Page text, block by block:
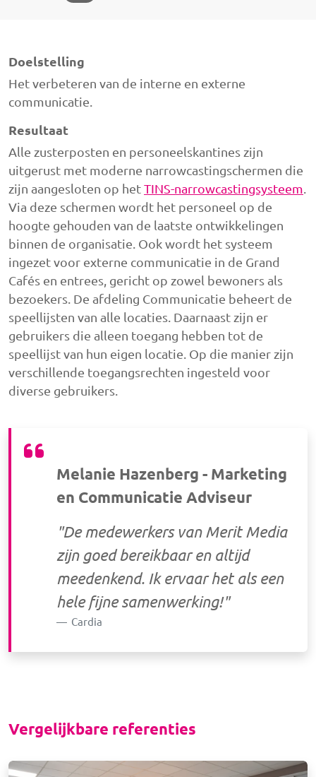
Doelstelling
Het verbeteren van de interne en externe
communicatie.
Resultaat
Alle zusterposten en personeelskantines zijn
uitgerust met moderne narrowcastingschermen die
zijn aangesloten op hetTINS-narrowcastingsysteem
Via deze schermen wordt het personeel op de
hoogte gehouden van de laatste ontwikkelingen
binnen de organisatie. Ook wordt het systeem
ingezet voor externe communicatie in de Grand
Cafés en entrees, gericht op zowel bewoners als
bezoekers. De afdeling Communicatie beheert de
speellijsten van alle locaties. Daarnaast zijn er
gebruikers die alleen toegang hebben tot de
speellijst van hun eigen locatie. Op die manier zijn
verschillende toegangsrechten ingesteld voor
diverse gebruikers.
Melanie Hazenberg - Marketing
en Communicatie Adviseur
"De medewerkers vanMerit Media
zijn goed bereikbaar en altijd
meedenkend. Ik ervaar het als een
hele fijne samenwerking!"
Cardia
Vergelijkbare referenties
Afbeelding